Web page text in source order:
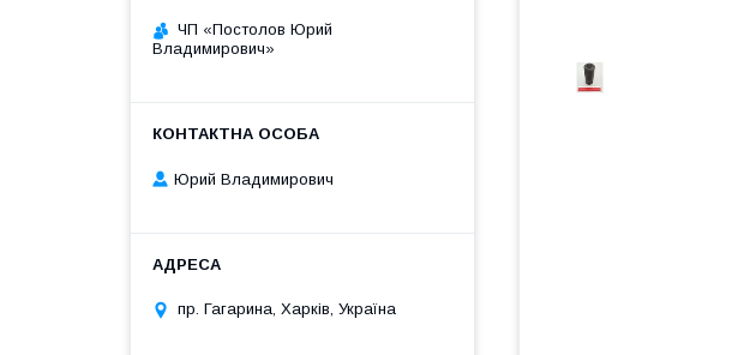
ЧП «Постолов Юрий
Владимирович»
Юрий Владимирович
пр. Гагарина, Харків, Україна